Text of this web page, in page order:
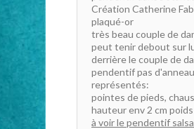
Création Catherine
plaqué-or
très beau couple de
peut tenir debout sur
derrière le couple de
pendentif pas
représentés:
pointes de pieds,
hauteur env 2 cm
à voir le pendentif